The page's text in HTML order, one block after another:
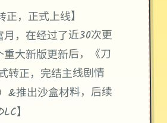
正，正式上线】
月，在经过了近30次更
大新版更新后，《刀
转正，完结主线剧情
&推出沙盒材料，后续
】